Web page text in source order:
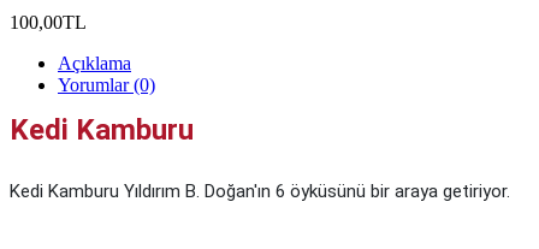
100,00TL
Açıklama
Yorumlar (0)
Kedi Kamburu
Kedi Kamburu Yıldırım B. Doğan'ın 6 öyküsünü bir araya getiriyor.